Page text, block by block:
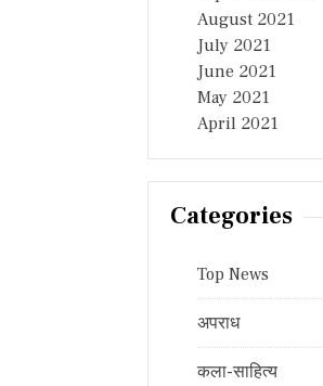
August 2021
July 2021
June 2021
May 2021
April 2021
Categories
Top News
अपराध
कला-साहित्य